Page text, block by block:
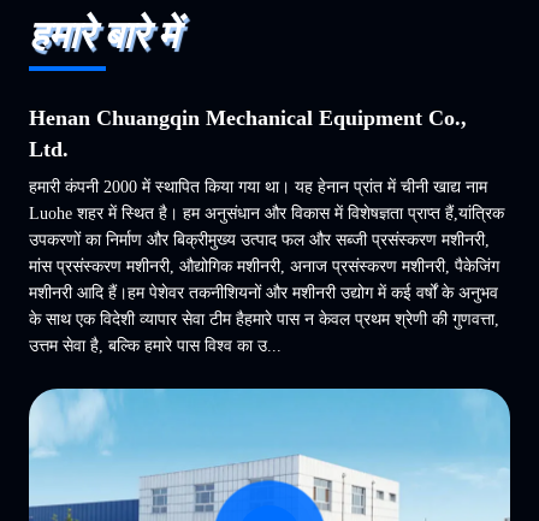
हमारे बारे में
Henan Chuangqin Mechanical Equipment Co.,
Ltd.
हमारी कंपनी 2000 में स्थापित किया गया था। यह हेनान प्रांत में चीनी खाद्य नाम
Luohe शहर में स्थित है। हम अनुसंधान और विकास में विशेषज्ञता प्राप्त हैं,यांत्रिक
उपकरणों का निर्माण और बिक्रीमुख्य उत्पाद फल और सब्जी प्रसंस्करण मशीनरी,
मांस प्रसंस्करण मशीनरी, औद्योगिक मशीनरी, अनाज प्रसंस्करण मशीनरी, पैकेजिंग
मशीनरी आदि हैं।हम पेशेवर तकनीशियनों और मशीनरी उद्योग में कई वर्षों के अनुभव
के साथ एक विदेशी व्यापार सेवा टीम हैहमारे पास न केवल प्रथम श्रेणी की गुणवत्ता,
उत्तम सेवा है, बल्कि हमारे पास विश्व का उ...